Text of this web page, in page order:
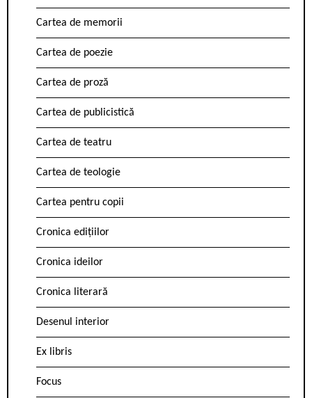
Cartea de memorii
Cartea de poezie
Cartea de proză
Cartea de publicistică
Cartea de teatru
Cartea de teologie
Cartea pentru copii
Cronica edițiilor
Cronica ideilor
Cronica literară
Desenul interior
Ex libris
Focus